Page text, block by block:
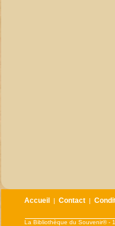
Accueil |Contact |
La Bibliothèque du Souvenir® -